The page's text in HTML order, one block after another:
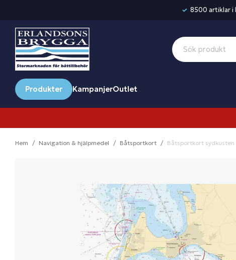
8500 artiklar i
Produkter KampanjerOutlet
Hem Navigation & hjälpmedel Båtsportkort Båtsportkort sydkusten